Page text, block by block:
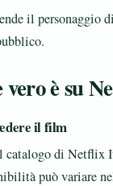
il personaggio
vero è su
il film
catalogo di Netflix
può variare